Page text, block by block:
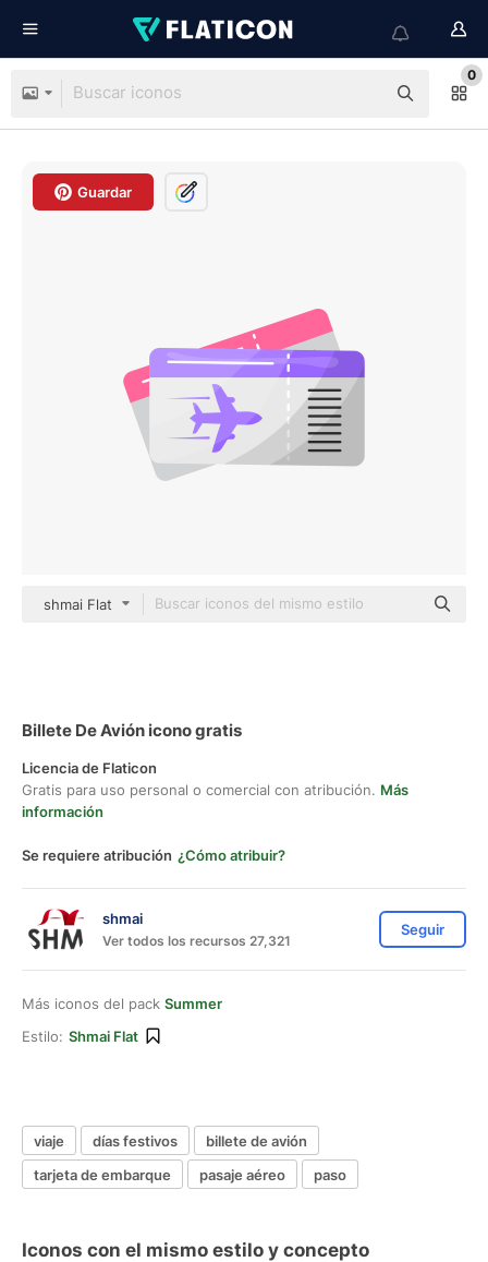
0
Guardar
shmai Flat
Billete De Avión icono gratis
Licencia de Flaticon
Gratis para uso personal o comercial con atribución. Más
información
Se requiere atribución ¿Cómo atribuir?
shmai
Ver todos los recursos 27,321
Seguir
Más iconos del pack Summer
Estilo: Shmai Flat
viaje días festivos
billete de avión
tarjeta de embarque
pasaje aéreo paso
Iconos con el mismo estilo y concepto